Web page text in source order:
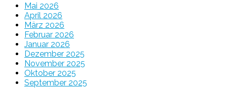
Mai 2026
April 2026
März 2026
Februar 2026
Januar 2026
Dezember 2025
November 2025
Oktober 2025
September 2025